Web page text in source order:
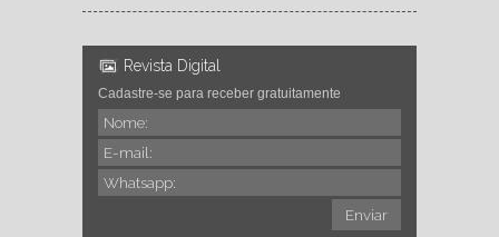
Revista Digital
Cadastre-se para receber gratuitamente